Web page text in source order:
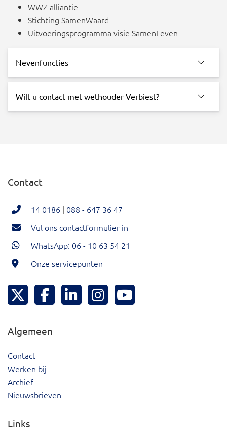
WWZ-alliantie
Stichting SamenWaard
Uitvoeringsprogramma visie SamenLeven
Nevenfuncties
Wilt u contact met wethouder Verbiest?
Contact
14 0186 | 088 - 647 36 47
Vul ons contactformulier in
WhatsApp: 06 - 10 63 54 21
Onze servicepunten
Hoeksche Waard Twitter
Hoeksche Waard Facebook
Hoeksche Waard LinkedIn
Hoeksche Waard Instagram
Algemeen
Contact
Werken bij
Archief
Nieuwsbrieven
Links